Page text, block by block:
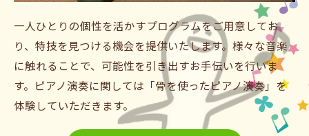
一人ひとりの個性を活かすプログラムをご用意してお
り、特技を見つける機会を提供いたします。様々な音楽
に触れることで、可能性を引き出すお手伝いを行いま
す。ピアノ演奏に関しては「骨を使ったピアノ演奏」を
体験していただきます。